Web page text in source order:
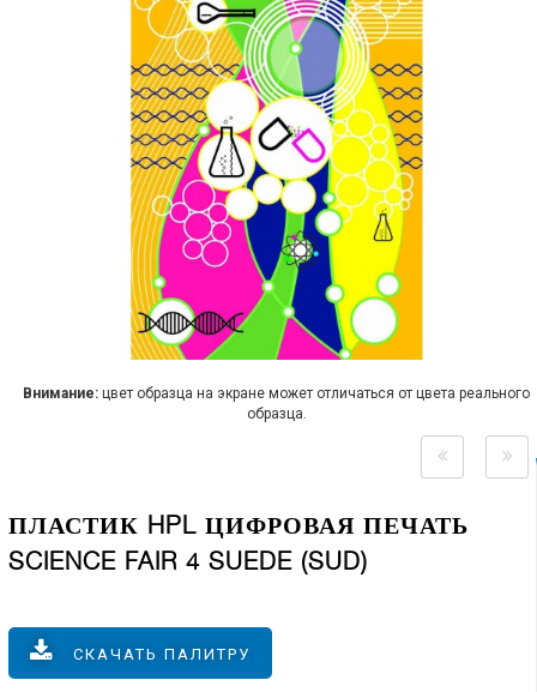
Внимание: цвет образца на экране может отличаться от цвета реального
образца.
ПЛАСТИК HPL ЦИФРОВАЯ ПЕЧАТЬ
SCIENCE FAIR 4 SUEDE (SUD)
СКАЧАТЬ ПАЛИТРУ